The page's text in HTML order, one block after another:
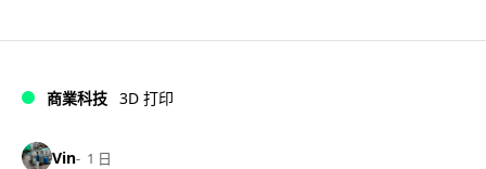
商業科技 3D 打印
Vin 1 日